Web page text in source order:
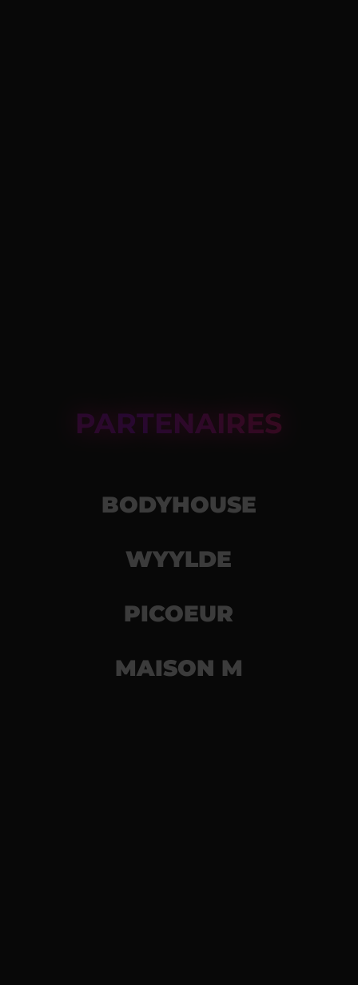
PARTENAIRES
BODYHOUSE
WYYLDE
PICOEUR
MAISON M